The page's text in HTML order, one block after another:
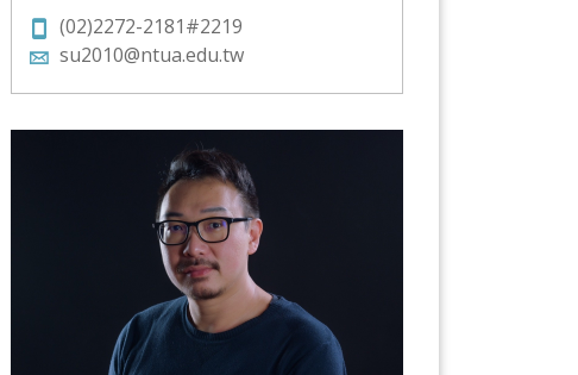
(02)2272-2181#2219
su2010@ntua.edu.tw